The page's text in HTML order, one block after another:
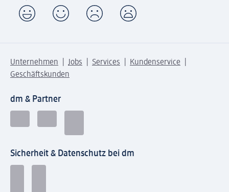
Unternehmen Jobs Services
Kundenservice
Geschäftskunden
dm & Partner
Sicherheit & Datenschutz bei dm